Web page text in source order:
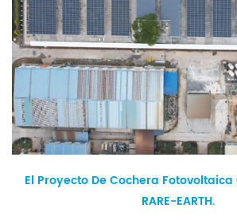
El Proyecto De Cochera Fotovoltaica
RARE-EARTH.